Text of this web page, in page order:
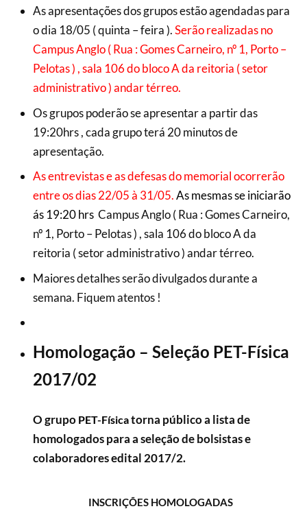
As apresentações dos grupos estão agendadas para
o dia 18/05 ( quinta – feira ).Serão realizadas no
Campus Anglo ( Rua : Gomes Carneiro, nº 1, Porto –
Pelotas ) , sala 106 do bloco A da reitoria ( setor
administrativo ) andar térreo.
Os grupos poderão se apresentar a partir das
19:20hrs , cada grupo terá 20 minutos de
apresentação.
As entrevistas e as defesas do memorial ocorrerão
entre os dias 22/05 à 31/05.As mesmas se iniciarão
ás 19:20 hrs Campus Anglo ( Rua : Gomes Carneiro,
nº 1, Porto – Pelotas ) , sala 106 do bloco A da
reitoria ( setor administrativo ) andar térreo.
Maiores detalhes serão divulgados durante a
semana. Fiquem atentos !
Homologação – Seleção PET-Física
2017/02
O grupo PET-Físicatorna público a lista de
homologados para a seleçãode bolsistas e
colaboradores edital 2017/2.
INSCRIÇÕES HOMOLOGADAS